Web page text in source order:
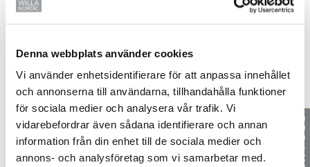
Denna webbplats använder cookies
Vi använder enhetsidentifierare för att anpassa innehållet
och annonserna till användarna, tillhandahålla funktioner
för sociala medier och analysera vår trafik. Vi
vidarebefordrar även sådana identifierare och annan
information från din enhet till de sociala medier och
annons- och analysföretag som vi samarbetar med.
Kvällen avslutades med en makalös show av en av
världens främsta illusionister Charlie Caper som tog
publiken med storm innan besökare och deltagare
vandrade hemåt i den kyliga vårkvällen.
Läs mer och se samtliga finalbidrag här…